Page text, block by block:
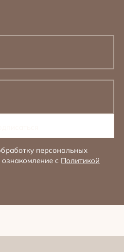
персональных
с Политикой